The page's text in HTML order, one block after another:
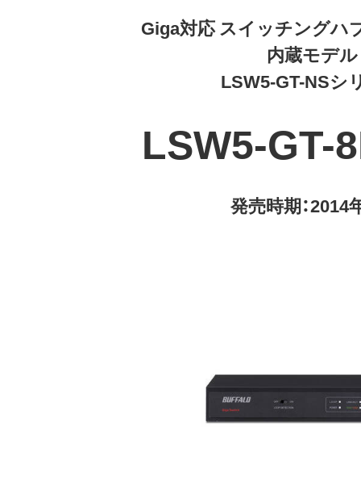
Giga対応 スイッチングハ
内蔵モデル
LSW5-GT-NSシ
LSW5-GT-
発売時期：2014